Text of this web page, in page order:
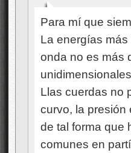
Para mí que
La energías
onda no es más
Llas cuerdas no
curvo, la presión
de tal forma que
comunes en